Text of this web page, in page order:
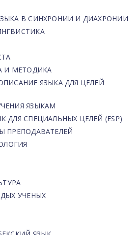
В СИНХРОНИИ И ДИАХРОНИИ
И МЕТОДИКА
ЯЗЫКА ДЛЯ ЦЕЛЕЙ
ЯЗЫКАМ
ДЛЯ СПЕЦИАЛЬНЫХ ЦЕЛЕЙ (ESP)
ПРЕПОДАВАТЕЛЕЙ
УЧЕНЫХ